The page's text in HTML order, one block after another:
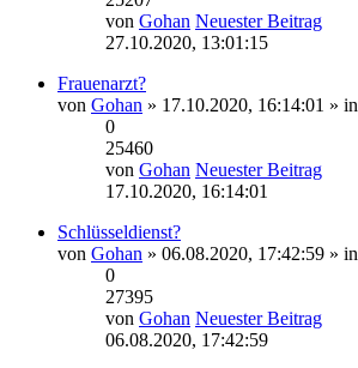
von Gohan Neuester Beitrag
27.10.2020, 13:01:15
Frauenarzt?
von Gohan » 17.10.2020, 16:14:01 » in
0
25460
von Gohan Neuester Beitrag
17.10.2020, 16:14:01
Schlüsseldienst?
von Gohan » 06.08.2020, 17:42:59 » in
0
27395
von Gohan Neuester Beitrag
06.08.2020, 17:42:59